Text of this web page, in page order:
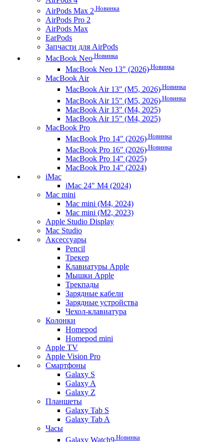
AirPods Max 2 Новинка
AirPods Pro 2
AirPods Max
EarPods
Запчасти для AirPods
MacBook Neo Новинка
MacBook Neo 13" (2026) Новинка
MacBook Air
MacBook Air 13" (M5, 2026) Новинка
MacBook Air 15" (M5, 2026) Новинка
MacBook Air 13" (M4, 2025)
MacBook Air 15" (M4, 2025)
MacBook Pro
MacBook Pro 14" (2026) Новинка
MacBook Pro 16" (2026) Новинка
MacBook Pro 14" (2025)
MacBook Pro 14" (2024)
iMac
iMac 24" M4 (2024)
Mac mini
Mac mini (M4, 2024)
Mac mini (M2, 2023)
Apple Studio Display
Mac Studio
Аксессуары
Pencil
Трекер
Клавиатуры Apple
Мышки Apple
Трекпады
Зарядные кабели
Зарядные устройства
Чехол-клавиатура
Колонки
Homepod
Homepod mini
Apple TV
Apple Vision Pro
Смартфоны
Galaxy S
Galaxy A
Galaxy Z
Планшеты
Galaxy Tab S
Galaxy Tab A
Часы
Galaxy Watch9 Новинка